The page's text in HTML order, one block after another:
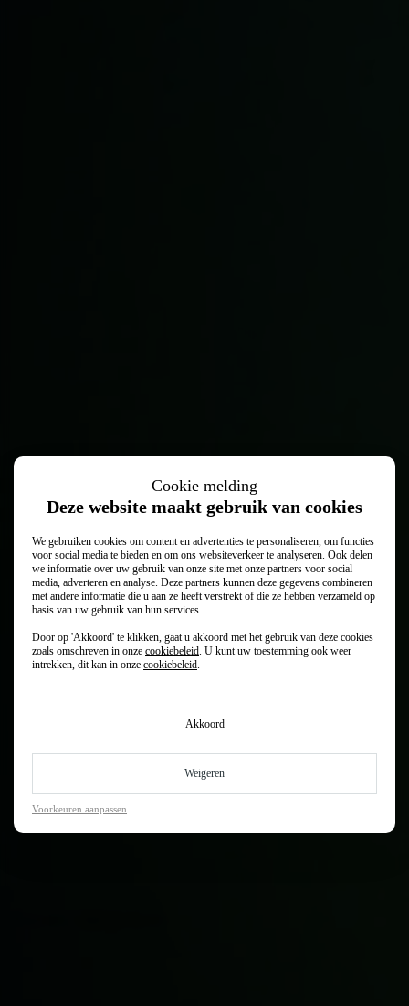
Cookie melding
Deze website maakt gebruik van cookies
We gebruiken cookies om content en advertenties te personaliseren, om functies
voor social media te bieden en om ons websiteverkeer te analyseren. Ook delen
we informatie over uw gebruik van onze site met onze partners voor social
media, adverteren en analyse. Deze partners kunnen deze gegevens combineren
met andere informatie die u aan ze heeft verstrekt of die ze hebben verzameld op
basis van uw gebruik van hun services.
Door op 'Akkoord' te klikken, gaat u akkoord met het gebruik van deze cookies
zoals omschreven in onze cookiebeleid. U kunt uw toestemming ook weer
intrekken, dit kan in onze cookiebeleid.
Akkoord
Weigeren
Voorkeuren aanpassen
Vertrouwd vooruit met
Abarth onderhoud
Vliet, jouw officiële Abarthdealer in het Groene Hart. Met
helpen we jou vertrouwd vooruit. Met Abarth onderhoud, apk,
schadeherstel, bandenwissel of aircoservice. Onze monteurs zijn
Vliet-manier. Zonder gedoe, persoonlijk en oprecht. Alsof je